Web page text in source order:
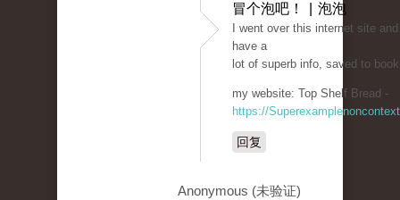
冒个泡吧！ | 泡泡
I went over this internet site
have a
lot of superb info, saved to
my website: Top Shelf Bread -
https://
回复
Anonymous (未验证)